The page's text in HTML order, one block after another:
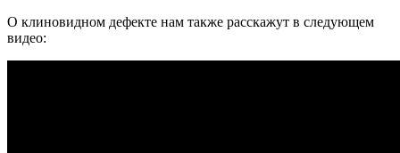
О клиновидном дефекте нам также расскажут в следующем
видео: